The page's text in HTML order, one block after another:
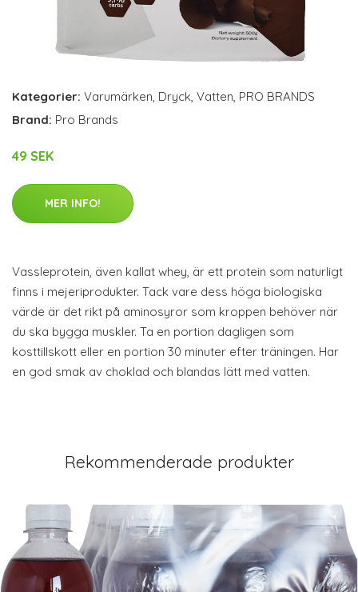
Kategorier: Varumärken, Dryck, Vatten, PRO BRANDS
Brand: Pro Brands
49 SEK
MER INFO!
Vassleprotein, även kallat whey, är ett protein som naturligt
finns i mejeriprodukter. Tack vare dess höga biologiska
värde är det rikt på aminosyror som kroppen behöver när
du ska bygga muskler. Ta en portion dagligen som
kosttillskott eller en portion 30 minuter efter träningen. Har
en god smak av choklad och blandas lätt med vatten.
Rekommenderade produkter